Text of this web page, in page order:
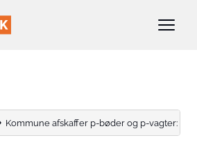
Kommune afskaffer p-bøder og p-vagter: